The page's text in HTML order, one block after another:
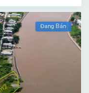
Đang Bán